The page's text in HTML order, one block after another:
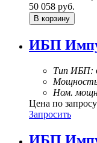
50 058 руб.
ИБП
Тип ИБП:
Ном.
Цена по запросу
Запросить
ИБП